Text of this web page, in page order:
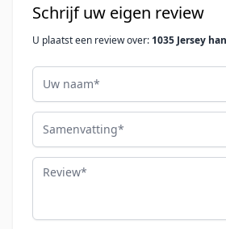
Schrijf uw eigen review
U plaatst een review over: 1035 Jersey
Uw naam
Samenvatting
Review